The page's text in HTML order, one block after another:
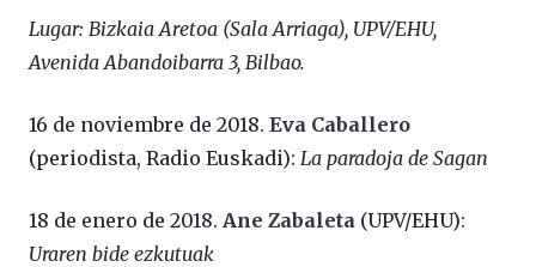
Lugar: Bizkaia Aretoa (Sala Arriaga), UPV/EHU,
Avenida Abandoibarra 3, Bilbao.
16 de noviembre de 2018. Eva Caballero
(periodista, Radio Euskadi): La paradoja de Sagan
18 de enero de 2018. Ane Zabaleta (UPV/EHU):
Uraren bide ezkutuak